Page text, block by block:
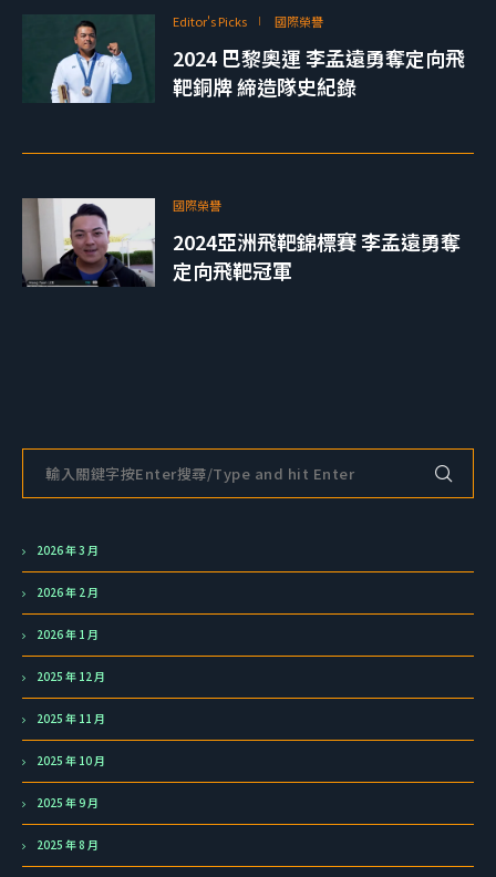
Editor's Picks 國際榮譽
2024 巴黎奧運 李孟遠勇奪定向飛
靶銅牌 締造隊史紀錄
國際榮譽
2024亞洲飛靶錦標賽 李孟遠勇奪
定向飛靶冠軍
2026 年 3 月
2026 年 2 月
2026 年 1 月
2025 年 12 月
2025 年 11 月
2025 年 10 月
2025 年 9 月
2025 年 8 月